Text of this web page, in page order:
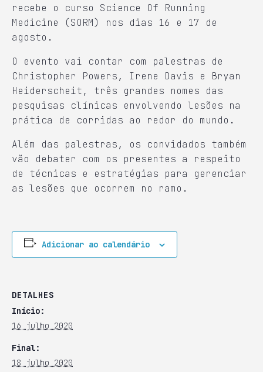
recebe o curso Science Of Running
Medicine (SORM) nos dias 16 e 17 de
agosto.
O evento vai contar com palestras de
Christopher Powers, Irene Davis e Bryan
Heiderscheit, três grandes nomes das
pesquisas clínicas envolvendo lesões na
prática de corridas ao redor do mundo.
Além das palestras, os convidados também
vão debater com os presentes a respeito
de técnicas e estratégias para gerenciar
as lesões que ocorrem no ramo.
Adicionar ao calendário
DETALHES
Início:
16 julho 2020
Final:
18 julho 2020